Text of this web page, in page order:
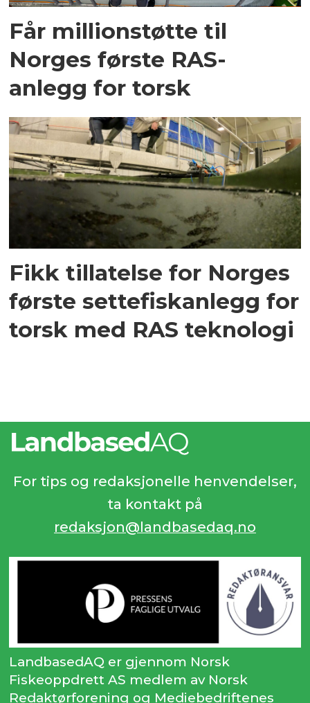
Får millionstøtte til
Norges første RAS-
anlegg for torsk
Fikk tillatelse for Norges
første settefiskanlegg for
torsk med RAS teknologi
For tips og redaksjonelle henvendelser,
ta kontakt på
redaksjon@landbasedaq.no
LandbasedAQ er gjennom Norsk
Fiskeoppdrett AS medlem av Norsk
Redaktørforening og Mediebedriftenes